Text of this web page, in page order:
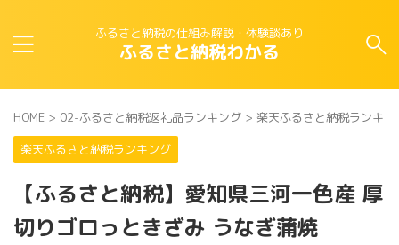
ふるさと納税の仕組み解説・体験談あり
ふるさと納税わかる
HOME > 02-ふるさと納税返礼品ランキング > 楽天ふるさと納税ランキン
楽天ふるさと納税ランキング
【ふるさと納税】愛知県三河一色産 厚
切りゴロっときざみ うなぎ蒲焼